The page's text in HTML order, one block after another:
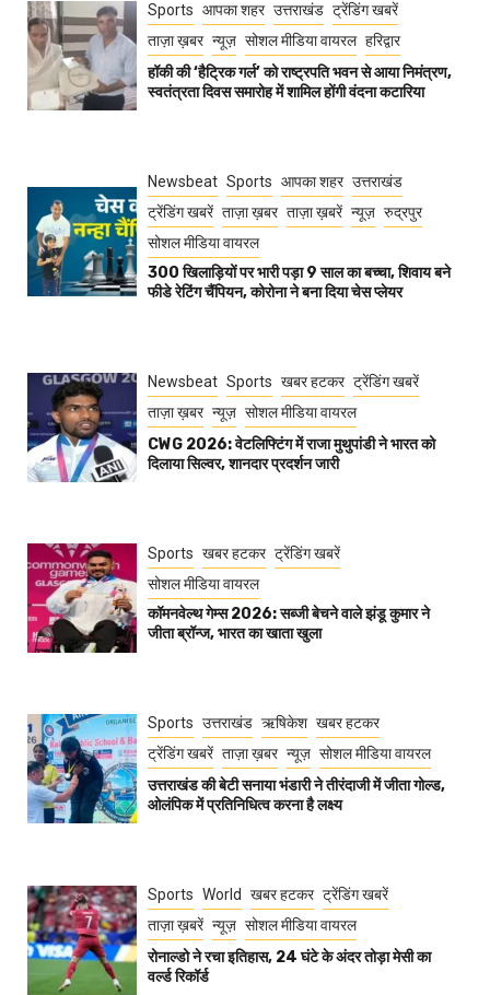
Sports आपका शहर उत्तराखंड ट्रेंडिंग खबरें
ताज़ा ख़बर न्यूज़ सोशल मीडिया वायरल हरिद्वार
हॉकी की ‘हैट्रिक गर्ल’ को राष्ट्रपति भवन से आया निमंत्रण,
स्वतंत्रता दिवस समारोह में शामिल होंगी वंदना कटारिया
Newsbeat Sports आपका शहर उत्तराखंड
ट्रेंडिंग खबरें ताज़ा ख़बर ताज़ा ख़बरें न्यूज़ रुद्रपुर
सोशल मीडिया वायरल
300 खिलाड़ियों पर भारी पड़ा 9 साल का बच्चा, शिवाय बने
फीडे रेटिंग चैंपियन, कोरोना ने बना दिया चेस प्लेयर
Newsbeat Sports खबर हटकर ट्रेंडिंग खबरें
ताज़ा ख़बर न्यूज़ सोशल मीडिया वायरल
CWG 2026: वेटलिफ्टिंग में राजा मुथुपांडी ने भारत को
दिलाया सिल्वर, शानदार प्रदर्शन जारी
Sports खबर हटकर ट्रेंडिंग खबरें
सोशल मीडिया वायरल
कॉमनवेल्थ गेम्स 2026: सब्जी बेचने वाले झंडू कुमार ने
जीता ब्रॉन्ज, भारत का खाता खुला
Sports उत्तराखंड ऋषिकेश खबर हटकर
ट्रेंडिंग खबरें ताज़ा ख़बर न्यूज़ सोशल मीडिया वायरल
उत्तराखंड की बेटी सनाया भंडारी ने तीरंदाजी में जीता गोल्ड,
ओलंपिक में प्रतिनिधित्व करना है लक्ष्य
Sports World खबर हटकर ट्रेंडिंग खबरें
ताज़ा ख़बरें न्यूज़ सोशल मीडिया वायरल
रोनाल्डो ने रचा इतिहास, 24 घंटे के अंदर तोड़ा मेसी का
वर्ल्ड रिकॉर्ड